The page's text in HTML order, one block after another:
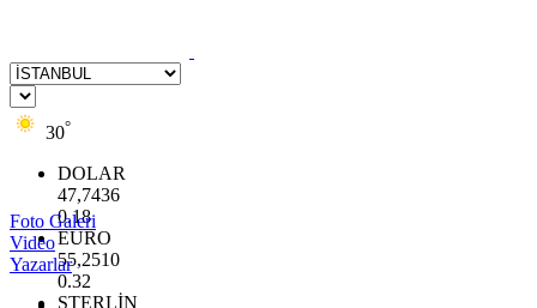
30°
DOLAR
47,7436
0.18
EURO
55,2510
0.32
STERLİN
Foto Galeri
Video
Yazarlar